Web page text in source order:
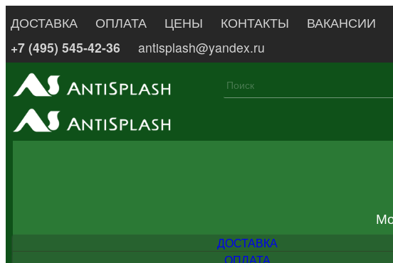
ДОСТАВКА ОПЛАТА ЦЕНЫ КОНТАКТЫ
ВАКАНСИИ
+7 (495) 545-42-36
antisplash@yandex.ru
ДОСТАВКА